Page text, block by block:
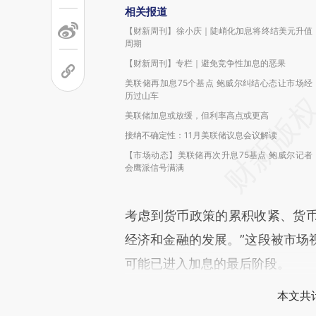
相关报道
【财新周刊】徐小庆｜陡峭化加息将终结美元升值
周期
【财新周刊】专栏｜避免竞争性加息的恶果
美联储再加息75个基点 鲍威尔纠结心态让市场经
历过山车
美联储加息或放缓，但利率高点或更高
接纳不确定性：11月美联储议息会议解读
【市场动态】美联储再次升息75基点 鲍威尔记者
会鹰派信号满满
考虑到货币政策的累积收紧、货
经济和金融的发展。”这段被市
可能已进入加息的最后阶段。
本文共